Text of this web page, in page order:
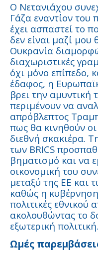
Ο Νετανιάχου
Γάζα εναντίον του
έχει ασπαστεί το
δεν είναι μαζί
Ουκρανία
διαχωριστικές
όχι μόνο επίπεδο,
έδαφος, η
βρει την αμυντική
περιμένουν να
απρόβλεπτος
πως θα κινηθούν
διεθνή σκακιέρα.
των BRICS
βηματισμό και να
οικονομική του
μεταξύ της ΕΕ και
καθώς η
πολιτικές εθνικού
ακολουθώντας το
εξωτερική πολιτική.
Ωμές